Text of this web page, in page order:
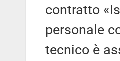
contratto
personale
tecnico è